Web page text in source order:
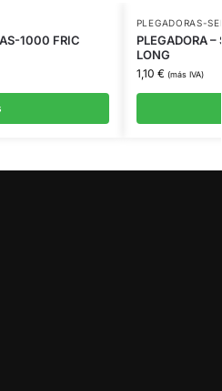
1000 FRIC
PLEGADORAS-
PLEGADORA
LONG
1,10 € (más IVA)